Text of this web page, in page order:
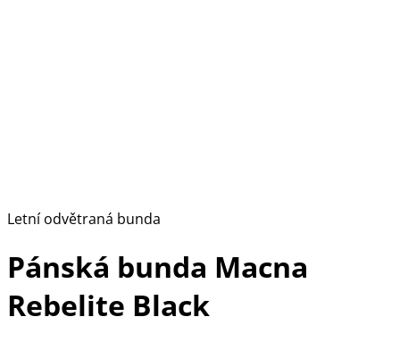
Letní odvětraná bunda
Pánská bunda Macna
Rebelite Black